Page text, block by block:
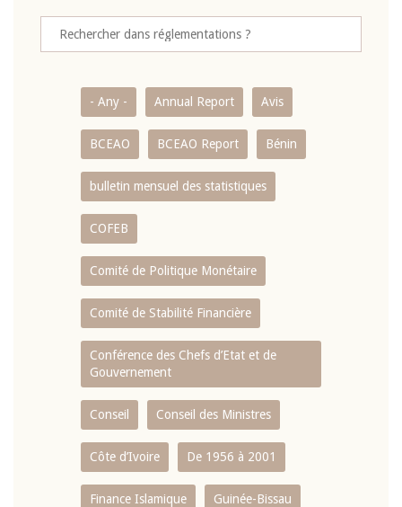
- Any - Annual Report Avis
BCEAO BCEAO Report Bénin
bulletin mensuel des statistiques
COFEB
Comité de Politique Monétaire
Comité de Stabilité Financière
Conférence des Chefs d’Etat et de
Gouvernement
Conseil Conseil des Ministres
Côte d’Ivoire De 1956 à 2001
Finance Islamique Guinée-Bissau